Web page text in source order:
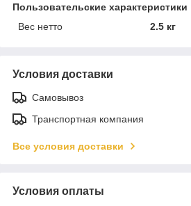
Пользовательские характеристики
Вес нетто
2.5 кг
Условия доставки
Самовывоз
Транспортная компания
Все условия доставки
Условия оплаты